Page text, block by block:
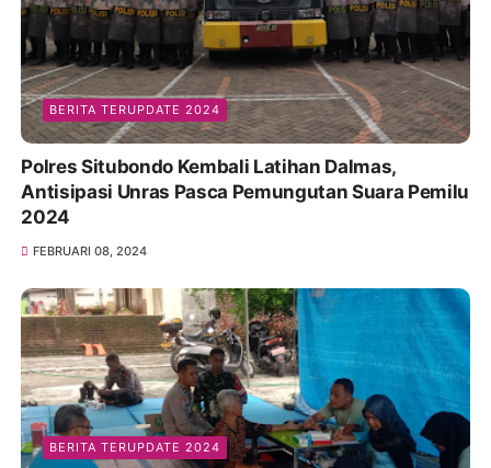
BERITA TERUPDATE 2024
Polres Situbondo Kembali Latihan Dalmas,
Antisipasi Unras Pasca Pemungutan Suara Pemilu
2024
FEBRUARI 08, 2024
BERITA TERUPDATE 2024